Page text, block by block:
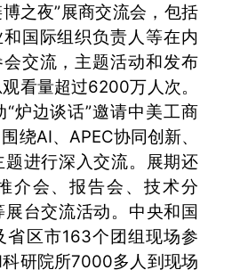
之夜”展商交流会，包括
国际组织负责人等在内
交流，主题活动和发布
看量超过6200万人次。
炉边谈话”邀请中美工商
绕AI、APEC协同创新、
进行深入交流。展期还
介会、报告会、技术分
台交流活动。中央和国
省区市163个团组现场参
研院所7000多人到现场